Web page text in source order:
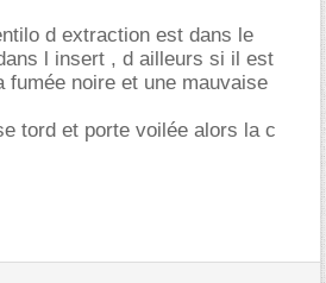
d extraction est dans le
l insert , d ailleurs si il est
fumée noire et une mauvaise
tord et porte voilée alors la c